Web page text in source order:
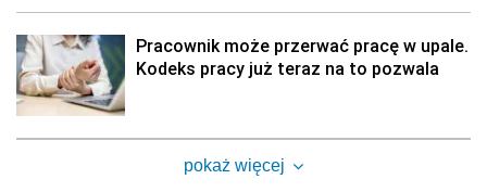
Pracownik może przerwać pracę w upale.
Kodeks pracy już teraz na to pozwala
pokaż więcej